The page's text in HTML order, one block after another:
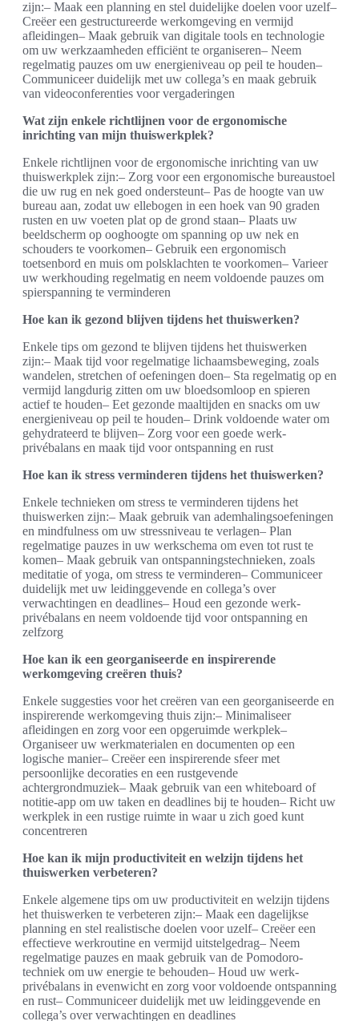
zijn:– Maak een planning en stel duidelijke doelen voor uzelf–
Creëer een gestructureerde werkomgeving en vermijd
afleidingen– Maak gebruik van digitale tools en technologie
om uw werkzaamheden efficiënt te organiseren– Neem
regelmatig pauzes om uw energieniveau op peil te houden–
Communiceer duidelijk met uw collega’s en maak gebruik
van videoconferenties voor vergaderingen
Wat zijn enkele richtlijnen voor de ergonomische
inrichting van mijn thuiswerkplek?
Enkele richtlijnen voor de ergonomische inrichting van uw
thuiswerkplek zijn:– Zorg voor een ergonomische bureaustoel
die uw rug en nek goed ondersteunt– Pas de hoogte van uw
bureau aan, zodat uw ellebogen in een hoek van 90 graden
rusten en uw voeten plat op de grond staan– Plaats uw
beeldscherm op ooghoogte om spanning op uw nek en
schouders te voorkomen– Gebruik een ergonomisch
toetsenbord en muis om polsklachten te voorkomen– Varieer
uw werkhouding regelmatig en neem voldoende pauzes om
spierspanning te verminderen
Hoe kan ik gezond blijven tijdens het thuiswerken?
Enkele tips om gezond te blijven tijdens het thuiswerken
zijn:– Maak tijd voor regelmatige lichaamsbeweging, zoals
wandelen, stretchen of oefeningen doen– Sta regelmatig op en
vermijd langdurig zitten om uw bloedsomloop en spieren
actief te houden– Eet gezonde maaltijden en snacks om uw
energieniveau op peil te houden– Drink voldoende water om
gehydrateerd te blijven– Zorg voor een goede werk-
privébalans en maak tijd voor ontspanning en rust
Hoe kan ik stress verminderen tijdens het thuiswerken?
Enkele technieken om stress te verminderen tijdens het
thuiswerken zijn:– Maak gebruik van ademhalingsoefeningen
en mindfulness om uw stressniveau te verlagen– Plan
regelmatige pauzes in uw werkschema om even tot rust te
komen– Maak gebruik van ontspanningstechnieken, zoals
meditatie of yoga, om stress te verminderen– Communiceer
duidelijk met uw leidinggevende en collega’s over
verwachtingen en deadlines– Houd een gezonde werk-
privébalans en neem voldoende tijd voor ontspanning en
zelfzorg
Hoe kan ik een georganiseerde en inspirerende
werkomgeving creëren thuis?
Enkele suggesties voor het creëren van een georganiseerde en
inspirerende werkomgeving thuis zijn:– Minimaliseer
afleidingen en zorg voor een opgeruimde werkplek–
Organiseer uw werkmaterialen en documenten op een
logische manier– Creëer een inspirerende sfeer met
persoonlijke decoraties en een rustgevende
achtergrondmuziek– Maak gebruik van een whiteboard of
notitie-app om uw taken en deadlines bij te houden– Richt uw
werkplek in een rustige ruimte in waar u zich goed kunt
concentreren
Hoe kan ik mijn productiviteit en welzijn tijdens het
thuiswerken verbeteren?
Enkele algemene tips om uw productiviteit en welzijn tijdens
het thuiswerken te verbeteren zijn:– Maak een dagelijkse
planning en stel realistische doelen voor uzelf– Creëer een
effectieve werkroutine en vermijd uitstelgedrag– Neem
regelmatige pauzes en maak gebruik van de Pomodoro-
techniek om uw energie te behouden– Houd uw werk-
privébalans in evenwicht en zorg voor voldoende ontspanning
en rust– Communiceer duidelijk met uw leidinggevende en
collega’s over verwachtingen en deadlines